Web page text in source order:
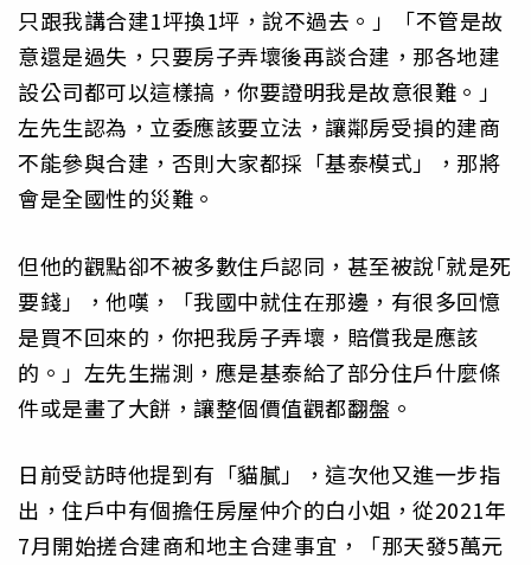
只跟我講合建1坪換1坪，說不過去。」「不管是故
意還是過失，只要房子弄壞後再談合建，那各地建
設公司都可以這樣搞，你要證明我是故意很難。」
左先生認為，立委應該要立法，讓鄰房受損的建商
不能參與合建，否則大家都採「基泰模式」，那將
會是全國性的災難。
但他的觀點卻不被多數住戶認同，甚至被說｢就是死
要錢」，他嘆，「我國中就住在那邊，有很多回憶
是買不回來的，你把我房子弄壞，賠償我是應該
的。」左先生揣測，應是基泰給了部分住戶什麼條
件或是畫了大餅，讓整個價值觀都翻盤。
日前受訪時他提到有「貓膩」，這次他又進一步指
出，住戶中有個擔任房屋仲介的白小姐，從2021年
7月開始搓合建商和地主合建事宜，「那天發5萬元